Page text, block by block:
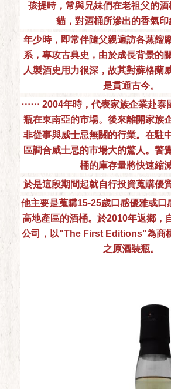
孩提時，常與兄妹們在老祖父的
貓，對酒桶所滲出的香氣印
年少時，即常伴隨父親遍訪各蒸餾
系，專攻古典史，由於成長背景的
人製酒史用力很深，故其對蘇格蘭
是貫通古今。
⋯⋯ 2004年時，代表家族企業赴泰
瓶在東南亞的市場。後來離開家族
非從事與威士忌無關的行業。在駐
區調合威士忌的市場大的驚人。警
桶的庫存量將快速縮減
於是這段期間起就自行投資蒐購優
他主要是蒐購15-25歲口感優雅或口
高地產區的酒桶。於2010年返鄉，
公司，以"The First Editions"為商
之原酒裝瓶。